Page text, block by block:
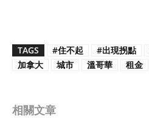
TAGS #住不起 #出現拐點
加拿大
城市 溫哥華 租金
相關文章